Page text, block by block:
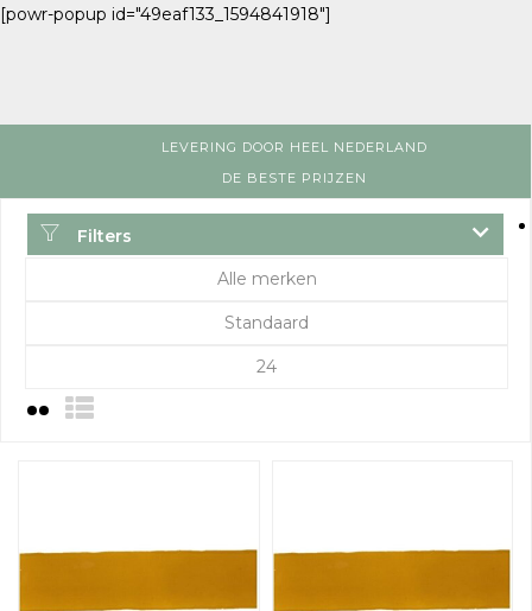
[powr-popup id="49eaf133_1594841918"]
LEVERING DOOR HEEL NEDERLAND
DE BESTE PRIJZEN
Filters
Alle merken
Standaard
24